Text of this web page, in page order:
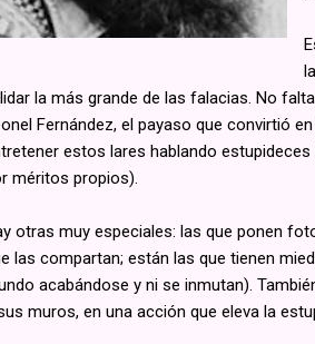
la más grande de las falacias. No
Fernández, el payaso que convirtió
estos lares hablando
méritos propios).
otras muy especiales: las que ponen
las compartan; están las que tienen
acabándose y ni se inmutan).
muros, en una acción que eleva la